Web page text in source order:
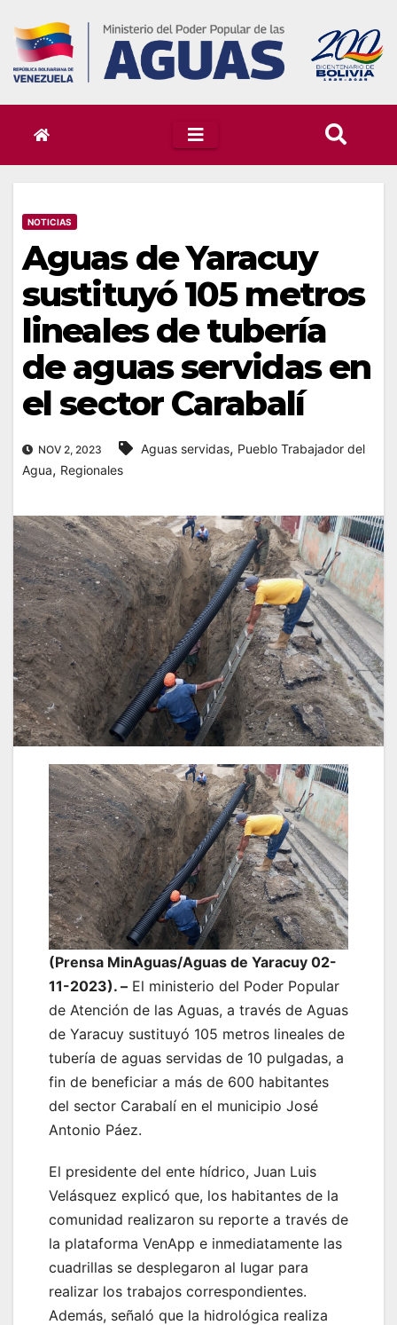
content
NOTICIAS
Aguas de Yaracuy
sustituyó 105 metros
lineales de tubería
de aguas servidas en
el sector Carabalí
NOV 2, 2023 Aguas servidas, Pueblo Trabajador del
Agua, Regionales
(Prensa MinAguas/Aguas de Yaracuy 02-
11-2023). – El ministerio del Poder Popular
de Atención de las Aguas, a través de Aguas
de Yaracuy sustituyó 105 metros lineales de
tubería de aguas servidas de 10 pulgadas, a
fin de beneficiar a más de 600 habitantes
del sector Carabalí en el municipio José
Antonio Páez.
El presidente del ente hídrico, Juan Luis
Velásquez explicó que, los habitantes de la
comunidad realizaron su reporte a través de
la plataforma VenApp e inmediatamente las
cuadrillas se desplegaron al lugar para
realizar los trabajos correspondientes.
Además, señaló que la hidrológica realiza